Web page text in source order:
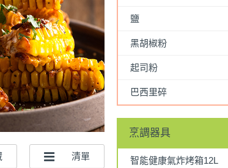
鹽
黑胡椒粉
起司粉
巴西里碎
烹調器具
智能健康氣炸烤箱12L